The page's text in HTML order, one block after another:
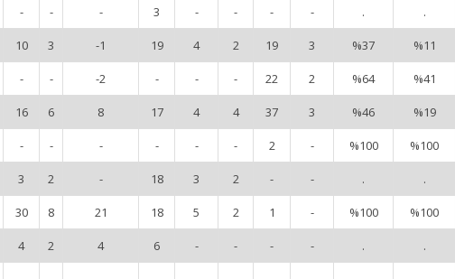
- - - 3 - - - - . .
10 3 -1 19 4 2 19 3 %37 %11
- - -2 - - - 22 2 %64 %41
16 6 8 17 4 4 37 3 %46 %19
- - - - - - 2 - %100 %100
3 2 - 18 3 2 - - . .
30 8 21 18 5 2 1 - %100 %100
4 2 4 6 - - - - . .